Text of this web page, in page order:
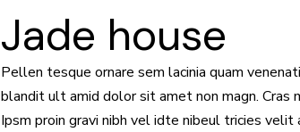
Jade house
Pellen tesque ornare sem lacinia quam
blandit ult amid dolor sit amet non magn.
Ipsm proin gravi nibh vel idte nibeul tricies